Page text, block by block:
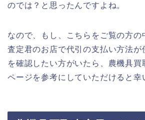
のでは？と思ったんですよね。
なので、もし、こちらをご覧の方の
査定君のお店で代引の支払い方法が
を確認したい方がいたら、農機具買
ページを参考にしていただけると幸